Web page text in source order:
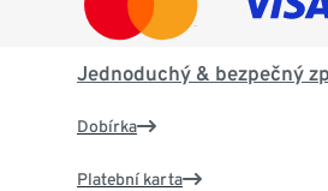
Jednoduchý & bezpečný
Dobírka
Platební karta